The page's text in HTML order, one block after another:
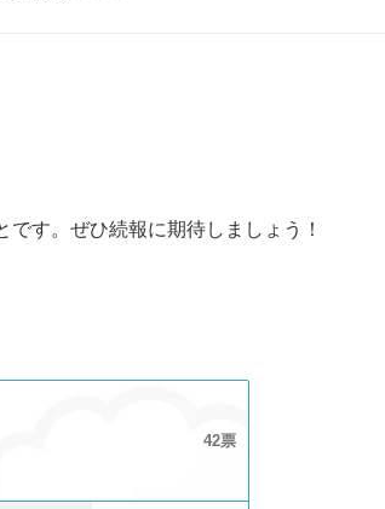
す。ぜひ続報に期待しましょう！
42